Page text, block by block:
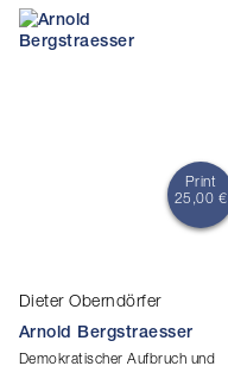
Print
25,00 €
Dieter Oberndörfer
Arnold Bergstraesser
Demokratischer Aufbruch und